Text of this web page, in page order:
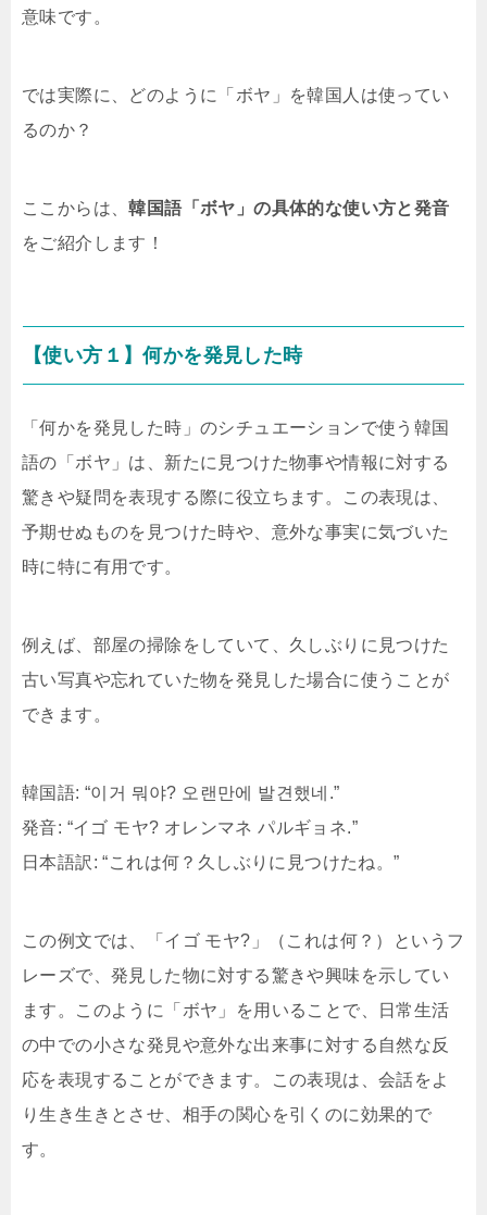
意味です。
では実際に、どのように「ボヤ」を韓国人は使ってい
るのか？
ここからは、韓国語「ボヤ」の具体的な使い方と発音
をご紹介します！
【使い方１】何かを発見した時
「何かを発見した時」のシチュエーションで使う韓国
語の「ボヤ」は、新たに見つけた物事や情報に対する
驚きや疑問を表現する際に役立ちます。この表現は、
予期せぬものを見つけた時や、意外な事実に気づいた
時に特に有用です。
例えば、部屋の掃除をしていて、久しぶりに見つけた
古い写真や忘れていた物を発見した場合に使うことが
できます。
韓国語: “이거 뭐야? 오랜만에 발견했네.”
発音: “イゴ モヤ? オレンマネ パルギョネ.”
日本語訳: “これは何？久しぶりに見つけたね。”
この例文では、「イゴ モヤ?」（これは何？）というフ
レーズで、発見した物に対する驚きや興味を示してい
ます。このように「ボヤ」を用いることで、日常生活
の中での小さな発見や意外な出来事に対する自然な反
応を表現することができます。この表現は、会話をよ
り生き生きとさせ、相手の関心を引くのに効果的で
す。